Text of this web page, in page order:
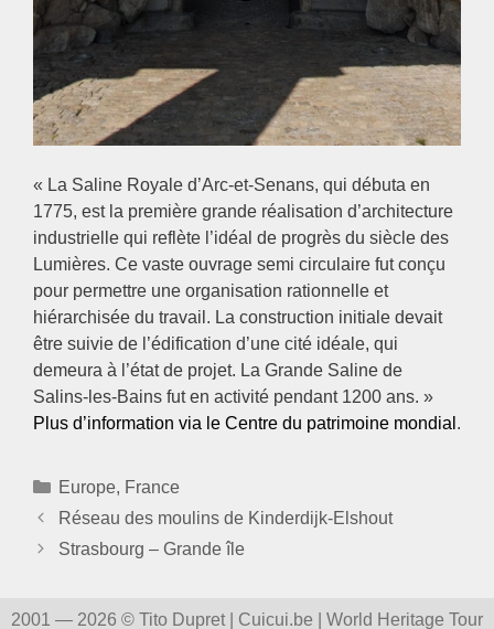
« La Saline Royale d’Arc-et-Senans, qui débuta en
1775, est la première grande réalisation d’architecture
industrielle qui reflète l’idéal de progrès du siècle des
Lumières. Ce vaste ouvrage semi circulaire fut conçu
pour permettre une organisation rationnelle et
hiérarchisée du travail. La construction initiale devait
être suivie de l’édification d’une cité idéale, qui
demeura à l’état de projet. La Grande Saline de
Salins-les-Bains fut en activité pendant 1200 ans. »
Plus d’information via le Centre du patrimoine mondial .
Catégories
Europe, France
Réseau des moulins de Kinderdijk-Elshout
Strasbourg – Grande île
2001 — 2026 © Tito Dupret | Cuicui.be | World Heritage Tour